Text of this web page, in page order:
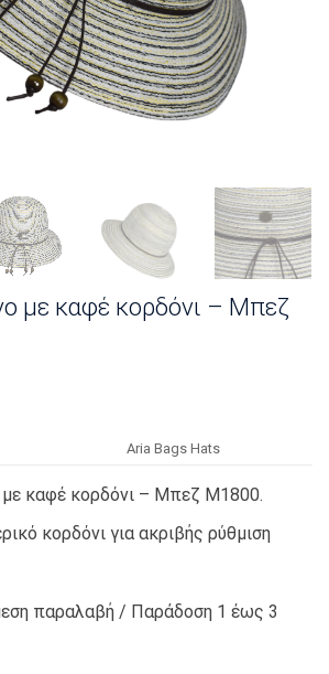
με καφέ κορδόνι – Μπεζ
Αria Bags Hats
με καφέ κορδόνι – Μπεζ Μ1800.
κορδόνι για ακριβής ρύθμιση
παραλαβή / Παράδoση 1 έως 3